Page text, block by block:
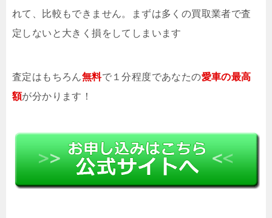
れて、比較もできません。まずは多くの買取業者で査
定しないと大きく損をしてしまいます
査定はもちろん無料で１分程度であなたの愛車の最高
額が分かります！